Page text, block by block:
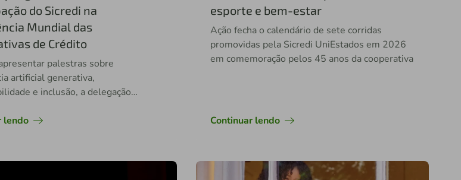
do Sicredi na
Mundial das
de Crédito
palestras sobre
artificial generativa,
e inclusão, a delegação
lendo
esporte e bem-estar
Ação fecha o calendário de sete corridas
promovidas pela Sicredi UniEstados em 2026
em comemoração pelos 45 anos da cooperativa
Continuar lendo